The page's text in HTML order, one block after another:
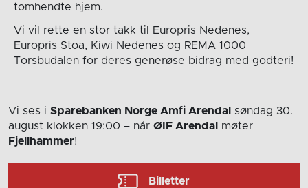
tomhendte hjem.
Vi vil rette en stor takk til Europris Nedenes,
Europris Stoa, Kiwi Nedenes og REMA 1000
Torsbudalen for deres generøse bidrag med godteri!
Vi ses i Sparebanken Norge Amfi Arendal
søndag 30.
august klokken 19:00 – når ØIF Arendal
møter
Fjellhammer!
Billetter